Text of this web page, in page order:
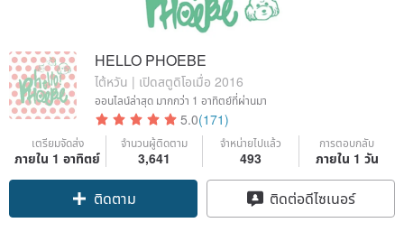
HELLO PHOEBE
ไต้หวัน | เปิดสตูดิโอเมื่อ 2016
ออนไลน์ล่าสุด มากกว่า 1 อาทิตย์ที่ผ่านมา
5.0(171)
เตรียมจัดส่ง
ภายใน 1 อาทิตย์
จำนวนผู้ติดตาม
3,641
จำหน่ายไปแล้ว
493
การตอบกลับ
ภายใน 1 วัน
Claim coupon
ติดต่อดีไซเนอร์